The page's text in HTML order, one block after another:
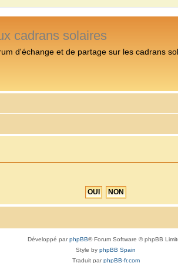
cadrans solaires
d'échange et de partage sur les cadrans
Développé parphpBB® Forum Software © phpBB
Style by phpBB Spain
Traduit parphpBB-fr.com